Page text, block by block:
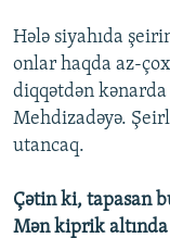
Hələ siyahıda
onlar haqda az-
diqqətdən
Mehdizadəyə.
utancaq.
Çətin ki, tapasan
Mən kiprik